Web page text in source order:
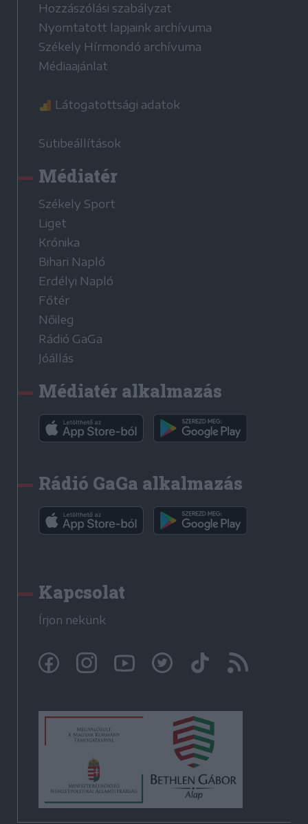
Hozzászólási szabályzat
Nyomtatott lapjaink archívuma
Székely Hírmondó archívuma
Médiaajánlat
Látogatottsági adatok
Sütibeállítások
Médiatér
Székely Sport
Liget
Krónika
Bihari Napló
Erdélyi Napló
Főtér
Nőileg
Rádió GaGa
Jóállás
Médiatér alkalmazás
Rádió GaGa alkalmazás
Kapcsolat
Írjon nekünk